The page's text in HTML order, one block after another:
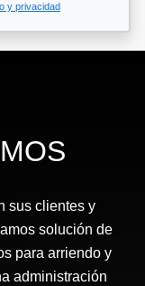
y privacidad
sus clientes y
solución de
para arriendo y
administración